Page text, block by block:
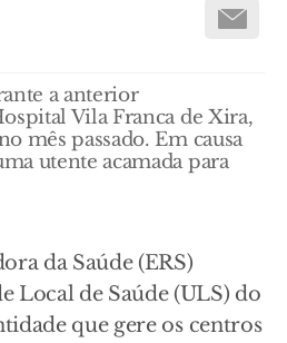
a anterior
Vila Franca de Xira,
mês passado. Em causa
utente acamada para
da Saúde (ERS)
Local de Saúde (ULS) do
que gere os centros